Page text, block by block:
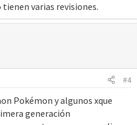
varias revisiones.
#4
Pokémon y algunos xque
generación